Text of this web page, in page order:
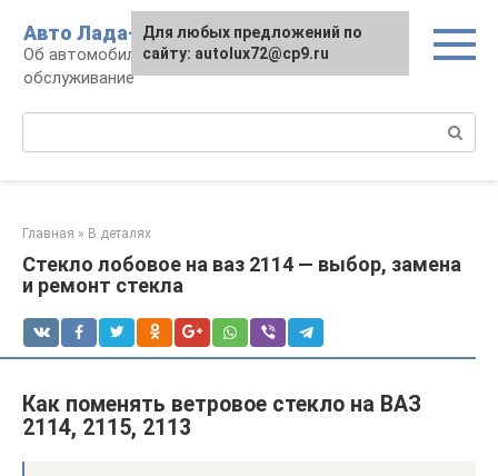
контенту
Авто Лада-люкс
Об автомобилях LADA: эксплуатация и
обслуживание
Главная » В деталях
Стекло лобовое на ваз 2114 — выбор, замена
и ремонт стекла
Как поменять ветровое стекло на ВАЗ
2114, 2115, 2113
Для любых предложений по
сайту: autolux72@cp9.ru